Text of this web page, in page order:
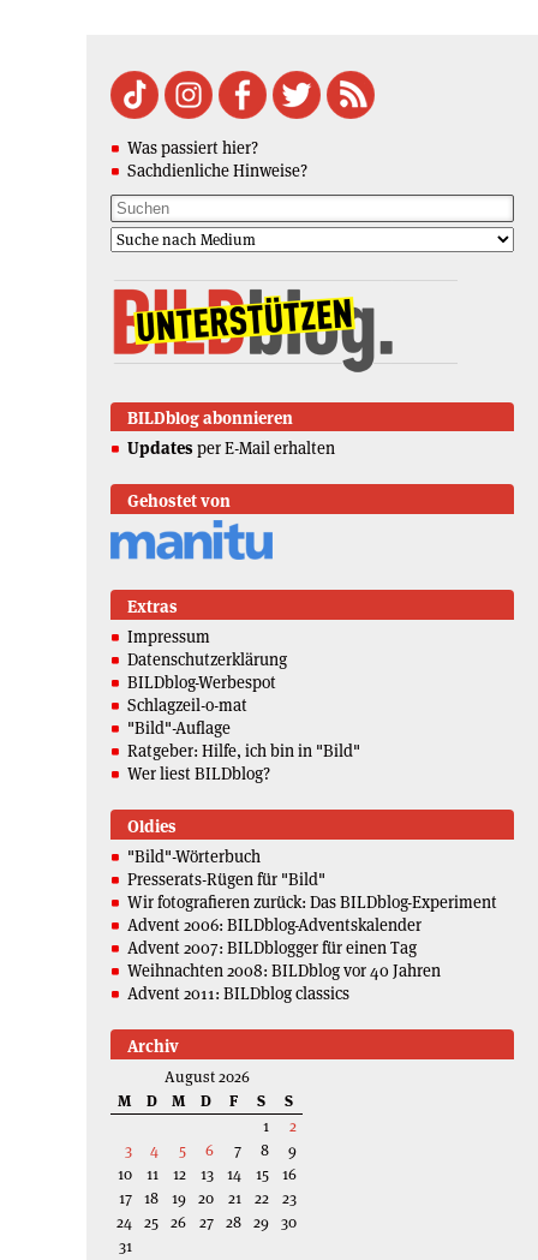
Was passiert hier?
Sachdienliche Hinweise?
BILDblog abonnieren
Updates per E-Mail erhalten
Gehostet von
Extras
Impressum
Datenschutzerklärung
BILDblog-Werbespot
Schlagzeil-o-mat
"Bild"-Auflage
Ratgeber: Hilfe, ich bin in "Bild"
Wer liest BILDblog?
Oldies
"Bild"-Wörterbuch
Presserats-Rügen für "Bild"
Wir fotografieren zurück: Das BILDblog-Experiment
Advent 2006: BILDblog-Adventskalender
Advent 2007: BILDblogger für einen Tag
Weihnachten 2008: BILDblog vor 40 Jahren
Advent 2011: BILDblog classics
Archiv
August 2026
M
D M D F S
S
1
2
3
4 5 6 7 8
9
10
11 12 13 14 15
16
17 18 19 20 21 22
23
24 25 26 27 28 29 30
31